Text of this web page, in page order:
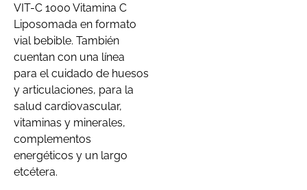
VIT-C 1000 Vitamina C
Liposomada en formato
vial bebible. También
cuentan con una línea
para el cuidado de huesos
y articulaciones, para la
salud cardiovascular,
vitaminas y minerales,
complementos
energéticos y un largo
etcétera.